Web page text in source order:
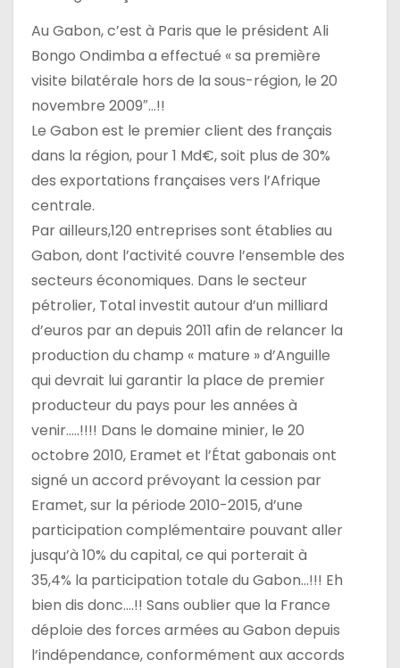
Au Gabon, c’est à Paris que le président Ali
Bongo Ondimba a effectué « sa première
visite bilatérale hors de la sous-région, le 20
novembre 2009″…!!
Le Gabon est le premier client des français
dans la région, pour 1 Md€, soit plus de 30%
des exportations françaises vers l’Afrique
centrale.
Par ailleurs,120 entreprises sont établies au
Gabon, dont l’activité couvre l’ensemble des
secteurs économiques. Dans le secteur
pétrolier, Total investit autour d’un milliard
d’euros par an depuis 2011 afin de relancer la
production du champ « mature » d’Anguille
qui devrait lui garantir la place de premier
producteur du pays pour les années à
venir…..!!!! Dans le domaine minier, le 20
octobre 2010, Eramet et l’État gabonais ont
signé un accord prévoyant la cession par
Eramet, sur la période 2010-2015, d’une
participation complémentaire pouvant aller
jusqu’à 10% du capital, ce qui porterait à
35,4% la participation totale du Gabon…!!! Eh
bien dis donc….!! Sans oublier que la France
déploie des forces armées au Gabon depuis
l’indépendance, conformément aux accords